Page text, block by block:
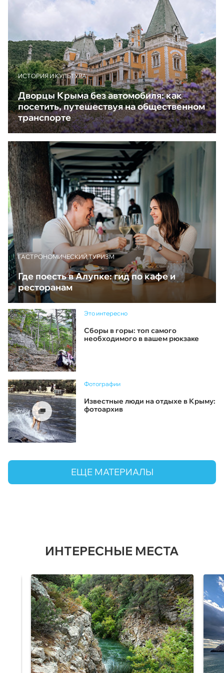
ИСТОРИЯ И КУЛЬТУРА
Дворцы Крыма без автомобиля: как
посетить, путешествуя на общественном
транспорте
ГАСТРОНОМИЧЕСКИЙ ТУРИЗМ
Где поесть в Алупке: гид по кафе и
ресторанам
Это интересно
Сборы в горы: топ самого
необходимого в вашем рюкзаке
Фотографии
Известные люди на отдыхе в Крыму:
фотоархив
ЕЩЕ МАТЕРИАЛЫ
ИНТЕРЕСНЫЕ МЕСТА